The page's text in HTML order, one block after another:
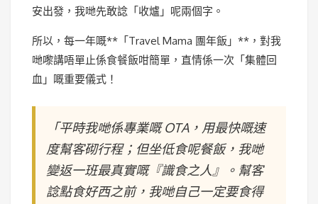
安出發，我哋先敢諗「收爐」呢兩個字。
所以，每一年嘅**「Travel Mama 團年飯」**，對我
哋嚟講唔單止係食餐飯咁簡單，直情係一次「集體回
血」嘅重要儀式！
「平時我哋係專業嘅 OTA，用最快嘅速
度幫客砌行程；但坐低食呢餐飯，我哋
變返一班最真實嘅『識食之人』。幫客
諗點食好西之前，我哋自己一定要食得